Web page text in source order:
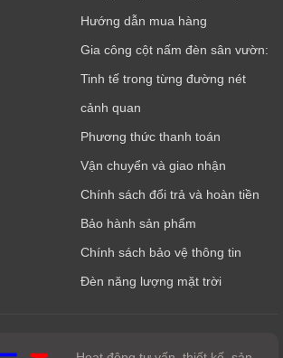
Hướng dẫn mua hàng
Gia công cột nấm đèn sân vườn:
Tinh tế trong từng đường nét
cảnh quan
Phương thức thanh toán
Vận chuyển và giao nhận
Chính sách đổi trả và hoàn tiền
Bảo hành sản phẩm
Chính sách bảo vệ thông tin
Đèn năng lượng mặt trời